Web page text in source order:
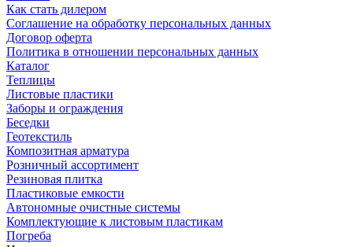
Как стать дилером
Соглашение на обработку персональных данных
Договор оферта
Политика в отношении персональных данных
Каталог
Теплицы
Листовые пластики
Заборы и ограждения
Беседки
Геотекстиль
Композитная арматура
Розничный ассортимент
Резиновая плитка
Пластиковые емкости
Автономные очистные системы
Комплектующие к листовым пластикам
Погреба